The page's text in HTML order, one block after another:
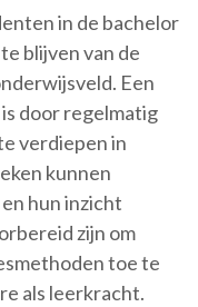
in de bachelor
blijven van de
Een
door regelmatig
verdiepen in
kunnen
hun inzicht
zijn om
toe te
als leerkracht.